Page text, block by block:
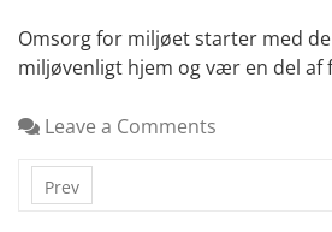
Omsorg for miljøet starter med
miljøvenligt hjem og vær en del af
Leave a Comments
Prev